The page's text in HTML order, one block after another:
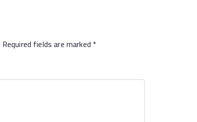
Required fields are marked *